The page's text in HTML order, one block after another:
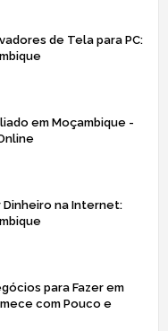
de Tela para PC:
em Moçambique -
Dinheiro na Internet:
para Fazer em
com Pouco e